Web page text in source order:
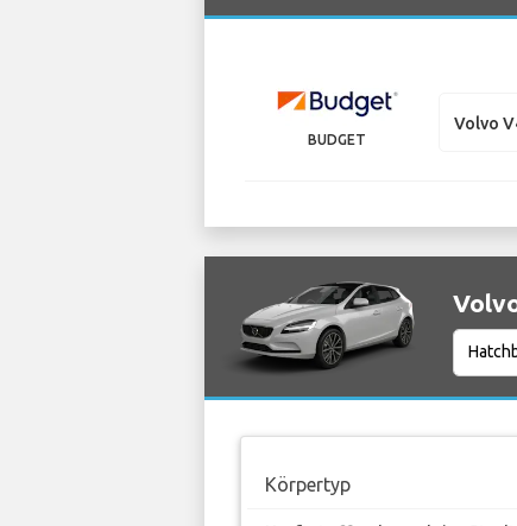
BUDGET
Volvo
Körpertyp